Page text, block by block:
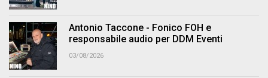
Antonio Taccone - Fonico FOH e
responsabile audio per DDM Eventi
03/08/2026